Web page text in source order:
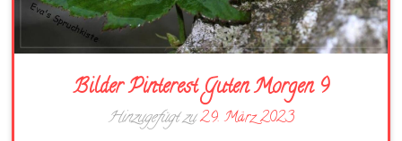
Bilder Pinterest Guten Morgen 9
Hinzugefügt zu29. März 2023